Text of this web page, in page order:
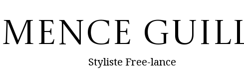
Styliste Free-lance